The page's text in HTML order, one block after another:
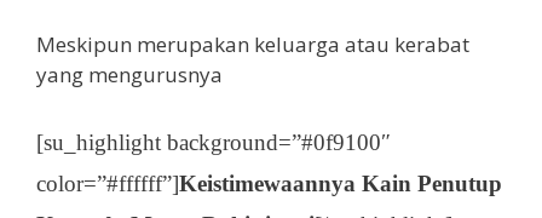
Meskipun merupakan keluarga atau kerabat
yang mengurusnya
[su_highlight background=”#0f9100″
color=”#ffffff”]Keistimewaannya Kain Penutup